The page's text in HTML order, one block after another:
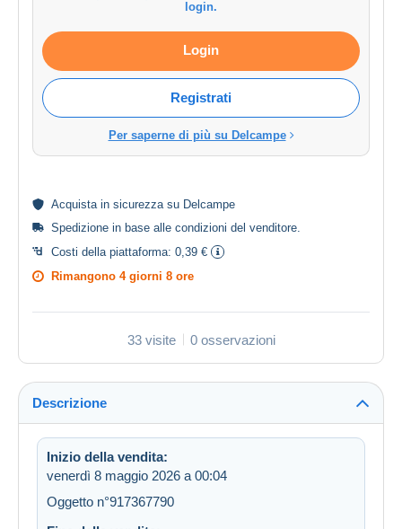
login.
Login
Registrati
Per saperne di più su Delcampe
Acquista in sicurezza su Delcampe
Spedizione in base alle condizioni del venditore
Costi della piattaforma: 0,39 €
Rimangono 4 giorni 8 ore
33 visite 0 osservazioni
Descrizione
Inizio della vendita:
venerdì 8 maggio 2026 a 00:04
Oggetto n°917367790